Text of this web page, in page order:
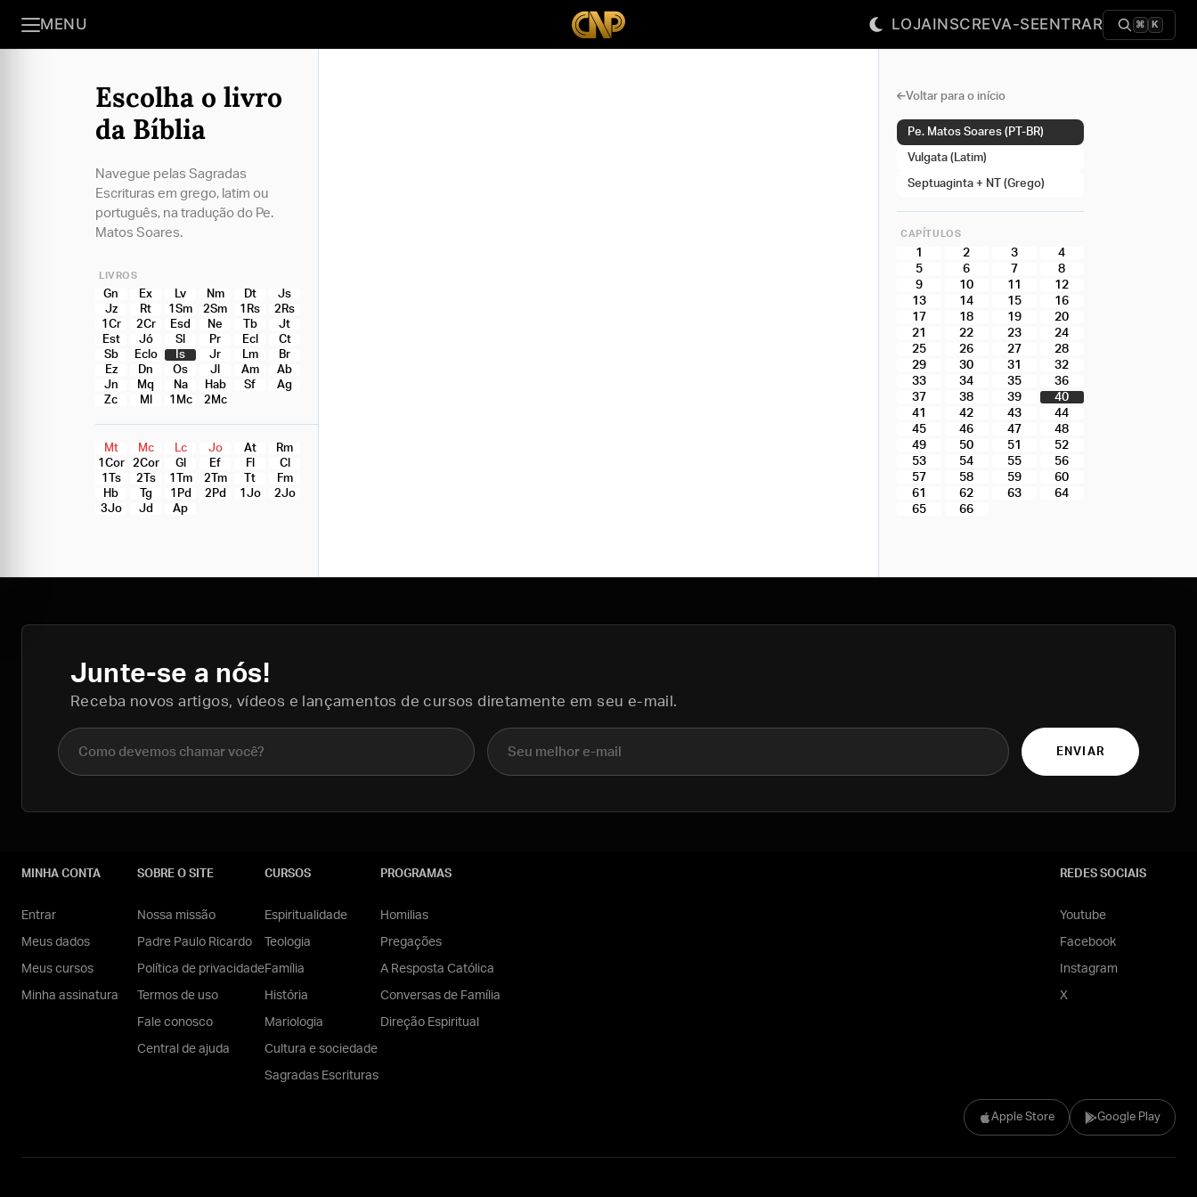
MENU LOJAINSCREVA-SEENTRAR ⌘ K
Escolha o livro
da Bíblia
Navegue pelas Sagradas
Escrituras em grego, latim ou
português, na tradução do Pe.
Matos Soares.
LIVROS
Gn Ex Lv Nm Dt
Js
Jz
Rt 1Sm 2Sm 1Rs
2Rs
1Cr
2Cr Esd Ne Tb
Jt
Est
Jó Sl Pr Ecl
Ct
Sb
Eclo Is Jr Lm
Br
Ez
Dn Os Jl Am
Ab
Jn
Mq Na Hab Sf
Ag
Zc
Ml 1Mc 2Mc
Mt Mc Lc Jo At
Rm
1Cor
2Cor Gl Ef Fl
Cl
1Ts
2Ts 1Tm 2Tm Tt
Fm
Hb
Tg 1Pd 2Pd 1Jo
2Jo
3Jo
Jd Ap
Voltar para o início
Pe. Matos Soares (PT-BR)
Vulgata (Latim)
Septuaginta + NT (Grego)
CAPÍTULOS
1 2 3
4
5
6 7
8
9
10 11
12
13
14 15
16
17
18 19
20
21
22 23
24
25
26 27
28
29
30 31
32
33
34 35
36
37
38 39
40
41
42 43
44
45
46 47
48
49
50 51
52
53
54 55
56
57
58 59
60
61
62 63
64
65
66
Junte-se a nós!
Receba novos artigos, vídeos e lançamentos de cursos diretamente em seu e-mail.
Nome completo E-mail
ENVIAR
Apple Store Google Play
MINHA CONTA
Entrar
Meus dados
Meus cursos
Minha assinatura
SOBRE O SITE
Nossa missão
Padre Paulo Ricardo
Política de privacidade
Termos de uso
Fale conosco
Central de ajuda
CURSOS
Espiritualidade
Teologia
Família
História
Mariologia
Cultura e sociedade
Sagradas Escrituras
PROGRAMAS
Homilias
Pregações
A Resposta Católica
Conversas de Família
Direção Espiritual
REDES SOCIAIS
Youtube
Facebook
Instagram
X